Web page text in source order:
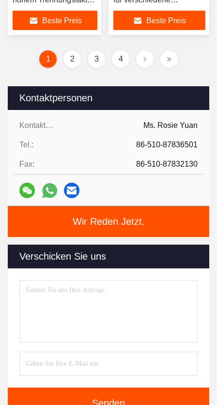
Kontaktpersonen
Kontaktpersonen: Ms. Rosie Yuan
Tel.: 86-510-87836501
Fax: 86-510-87832130
Wir Reden Jetzt.
Verschicken Sie uns
zur Entfernung von
Stärke-Schlammprotein
und Zahnfleisch
Beste Preis
Braumethoden Kompaktes
Design passt zu jeder
Anlage
Beste Preis
1 2 3 4